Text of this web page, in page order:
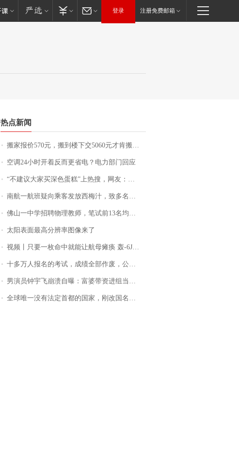
登录 注册免费邮箱
热点新闻
搬家报价570元，搬到楼下交5060元才肯搬上楼！女子傻眼了……
空调24小时开着反而更省电？电力部门回应
“不建议大家买深色蛋糕”上热搜，网友：天塌了！
南航一航班疑向乘客发放西梅汁，致多名乘客在飞行途中排队上厕所！乘客：机上100多人只有2个厕所；客服回应：并非每架飞机都会发放西梅汁
佛山一中学招聘物理教师，笔试前13名均遭淘汰？教育局：已叫停招聘，成立调查组全面核查
太阳表面最高分辨率图像来了
视频丨只要一枚命中就能让航母瘫痪 轰-6J实力有多强？
十多万人报名的考试，成绩全部作废，公平么？
男演员钟宇飞崩溃自曝：富婆带资进组当女主角，50多集短剧强加60余场吻戏......不敢得罪只能强忍
全球唯一没有法定首都的国家，刚改国名，总统就邀请中国大使骑行绕了几乎整个国境线一圈，还曾两次到中国寻根